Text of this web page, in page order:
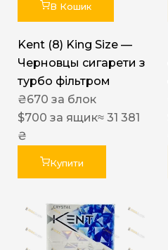
В Кошик
Kent (8) King Size —
Черновцы сигарети з
турбо фільтром
₴670 за блок
$700 за ящик≈ 31 381
₴
Купити